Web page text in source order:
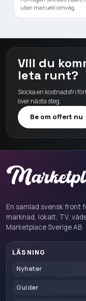
utan manuell omväg.
Vill du
leta runt?
Skicka en kostnadsfri
över nästa steg.
Be om offert nu
En samlad svensk front
marknad, lokalt, TV,
Marketplace Sverige AB
LÄSNING
Nyheter
Guider